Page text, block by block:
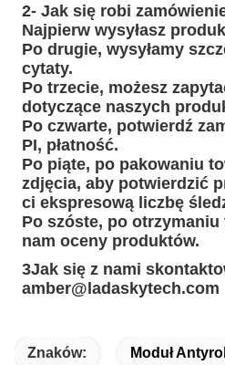
2- Jak się robi
Najpierw wysyłasz
Po drugie, wysyłamy
cytaty.
Po trzecie, możesz
dotyczące naszych
Po czwarte, potwierdź
PI, płatność.
Po piąte, po pakowaniu
zdjęcia, aby potwierdzić
ci ekspresową liczbę
Po szóste, po
nam oceny produktów.
3Jak się z nami
amber@ladaskytech.com
Znaków: Moduł